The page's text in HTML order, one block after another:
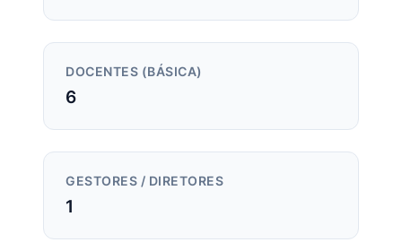
DOCENTES (BÁSICA)
6
GESTORES / DIRETORES
1